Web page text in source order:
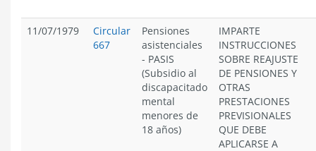
11/07/1979
Circular
667
Pensiones
asistenciales
- PASIS
(Subsidio al
discapacitado
mental
menores de
18 años)
IMPARTE
INSTRUCCIONES
SOBRE REAJUSTE
DE PENSIONES Y
OTRAS
PRESTACIONES
PREVISIONALES
QUE DEBE
APLICARSE A